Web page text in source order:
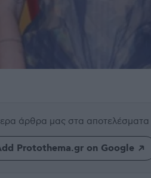
άρθρα μας στα
Protothema.gr on Google